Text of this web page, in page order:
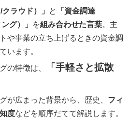
ラウド）」 と
「資金調達
グ）」
を組み合わせた言葉。主
や事業の立ち上げるときの資金調
います。
の特徴は、
「手軽さと拡散
が広まった背景から、歴史、 フィ
度などを順序だてて解説します。